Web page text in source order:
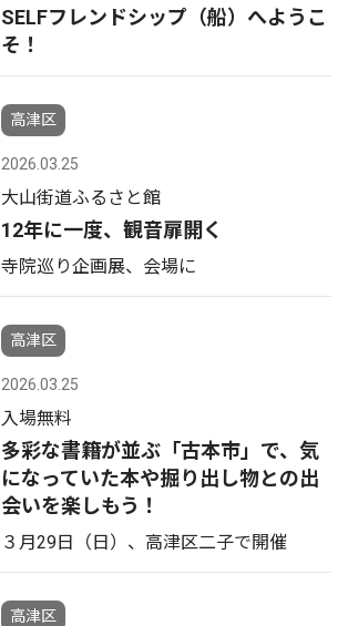
SELFフレンドシップ（船）へようこ
そ！
高津区
2026.03.25
大山街道ふるさと館
12年に一度、観音扉開く
寺院巡り企画展、会場に
高津区
2026.03.25
入場無料
多彩な書籍が並ぶ「古本市」で、気
になっていた本や掘り出し物との出
会いを楽しもう！
３月29日（日）、高津区二子で開催
高津区